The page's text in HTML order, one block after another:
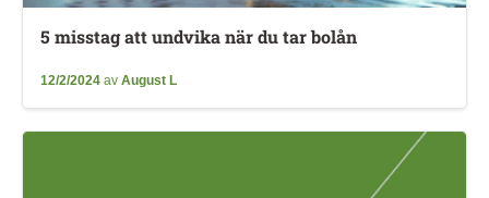
5 misstag att undvika när du tar bolån
12/2/2024 av August L